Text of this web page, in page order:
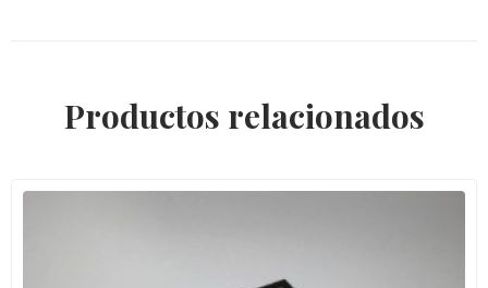
Productos relacionados